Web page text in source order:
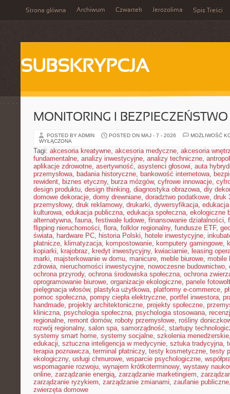
Strona główna Archiwum Czwartek Jerozolima Spis Treści
SUBSKRYPCJA
MONITORING I
POSTED BY ADMIN POSTED ON MAJ - 7 - 2026
MOŻLIWOŚĆ
WYŁĄCZONA
Tagi: akcesoria kreatywne, akcesoria medyczne, akcesoria
fundamentalne, analizy inwestycyjne, analizy techniczne,
aplikacje zdrowotne, asertywność, asystenci głosowi, auta
przemysłowa, badania historyczne, bankowość internetowa,
rewident, biznes etyczny, burza mózgów, cyfrowe innowacje,
design produktu, design thinking, diagnostyka obrazowa, diy
domowe dekoracje, domy drewniane, doradztwo podatkowe, druk
przemysłowy, druk reklamowy, drukarki, dywersyfikacja,
kulturowa, edukacja publiczna, edukacja społeczna, ekologiczne
alternatywna, fauna, festiwale ludowe, finansowanie działalności,
flipping nieruchomości, flora, folklor regionalny, fundusze ETF,
świata, hardware PC, historia Polski, hotele inwestycyjne,
płatnicze, klimatyzacja, kompostowanie, komputery gamingowe,
kopiarki, krajobraz, kredyt inwestycyjny, kwiaciarnie, leasing
marki, majsterkowanie w domu, manicure, meble biurowe, mobile
zdrowia, nieruchomości inwestycyjne, nowoczesne budownictwo,
ochrona przyrody, ochrona środowiska społeczna, ochrona
oprogramowanie biurowe, organizacje ekologiczne, panele
pielęgnacja włosów, plastyka użytkowa, platformy e-commerce,
pomoc społeczna, pompy ciepła elektryczne, portfel inwestora,
handmade, projekty architektoniczne, projekty społeczne,
kliniczna, psychologia społeczna, psychologia stosowana,
regionalne, remont domów, roboty przemysłowe, rośliny
rozwój regionalny, salon spa, samorządność, startupy
systemy smart home, systemy socjalne, szkolenia menedżerskie
edukacji, sztuczna inteligencja w medycynie, sztuka tradycyjna,
terapia poznawcza, terminal płatniczy, testy kosmetyczne, testy
ekologiczny, usługi chmurowe, wsparcie psychologiczne,
wspomaganie rozwoju, wynajem krótkoterminowy, wystawy
online, zarządzanie energią, zarządzanie marketingiem,
zarządzanie ryzykiem, zarządzanie zmianami, zaufanie publiczne
zwierzęta domowe